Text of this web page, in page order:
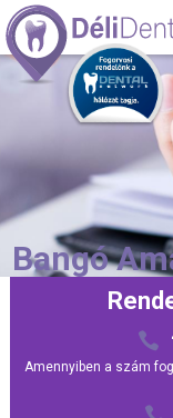
Bangó
Amennyiben a szám